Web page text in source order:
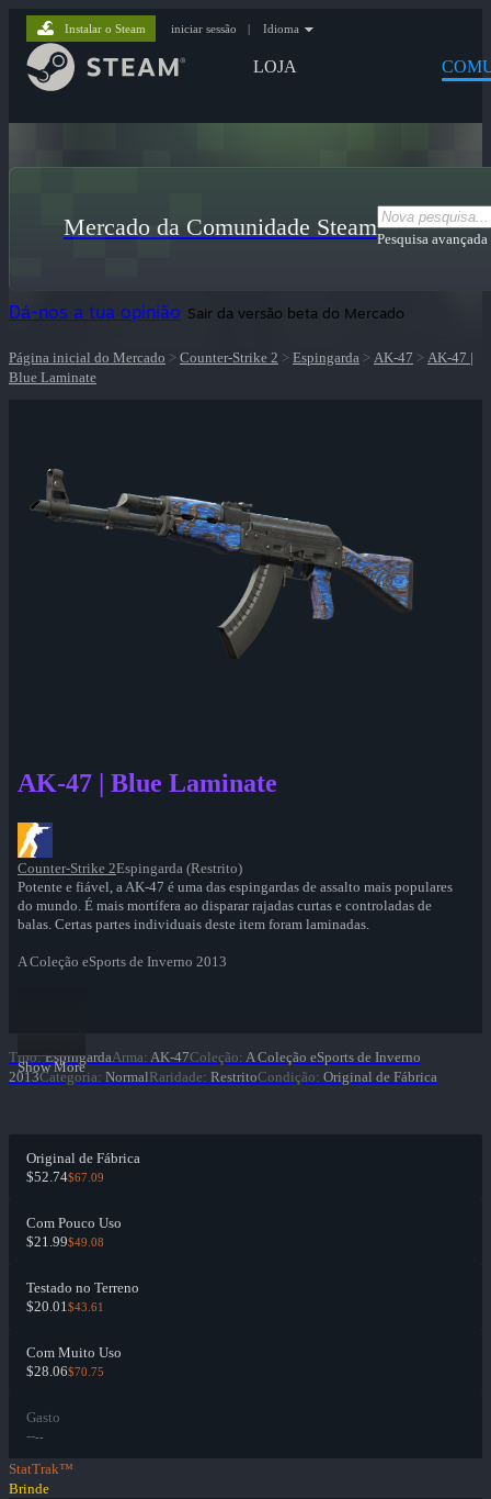
LOJA
Instalar o Steam iniciar sessão | Idioma
Mercado da Comunidade SteamPesquisa avançada
Dá-nos a tua opinião Sair da versão beta do Mercado
Página inicial do Mercado > Counter-Strike 2 > Espingarda > AK-47 > AK-47 |
Blue Laminate
AK-47 | Blue Laminate
Counter-Strike 2Espingarda (Restrito)
Potente e fiável, a AK-47 é uma das espingardas de assalto mais populares
do mundo. É mais mortífera ao disparar rajadas curtas e controladas de
balas. Certas partes individuais deste item foram laminadas.
A Coleção eSports de Inverno 2013
Show More
Tipo: EspingardaArma: AK-47Coleção: A Coleção eSports de Inverno
2013Categoria: NormalRaridade: RestritoCondição: Original de Fábrica
Original de Fábrica
$52.74$67.09
Com Pouco Uso
$21.99$49.08
Testado no Terreno
$20.01$43.61
Com Muito Uso
$28.06$70.75
Gasto
----
StatTrak™
Brinde